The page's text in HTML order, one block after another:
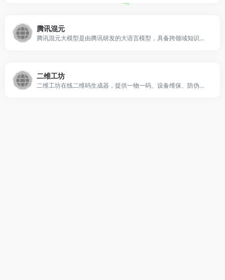
腾讯混元
腾讯混元大模型是由腾讯研发的大语言模型，具备跨领域知识和自然语言理解能力，实现基于人机自然语言对话的方式，理解用户指令并执行任务，帮助用户实现人获取信息，知识和灵感。
二维工坊
二维工坊在线二维码生成器，提供一物一码、设备维保、防伪溯源等行业解决方案，可制作名片、地图导航、wifi、PDF文件、相册、音视频等二维码和小程序，低代码页面设计可自己DIY小程序和定制二维码营销解决方案。